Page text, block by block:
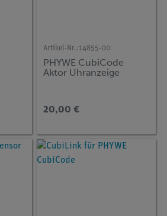
Artikel-Nr.:14855-00
PHYWE CubiCode
Aktor Uhranzeige
20,00 €